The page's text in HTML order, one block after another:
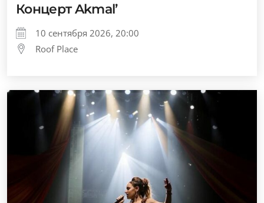
Концерт Akmal’
10 сентября 2026, 20:00
Roof Place